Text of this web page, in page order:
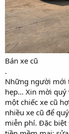
Bán xe cũ
.
Những người mới
hẹp… Xin mời quý
một chiếc xe cũ
nhiều xe cũ để
miễn phí. Đặc biệt